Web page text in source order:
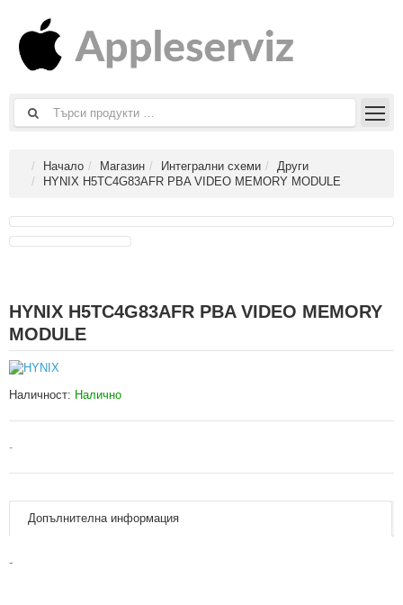
Начало Магазин Интегрални схеми
Други
HYNIX H5TC4G83AFR PBA VIDEO MEMORY MODULE
HYNIX H5TC4G83AFR PBA VIDEO MEMORY
MODULE
Наличност: Налично
-
Допълнителна информация
-